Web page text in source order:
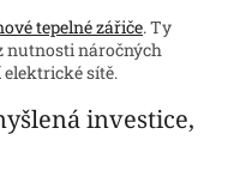
tepelné zářiče. Ty
nutnosti náročných
sítě.
investice,